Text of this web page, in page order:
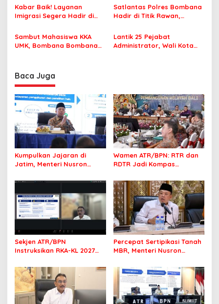
s
Jamaah Tetap Sehat dan
Nyaman Beribadah
Korupsi Jembatan Cirauci II
Kabar Baik! Layanan
Imigrasi Segera Hadir di
Perlu Lagi ke Kendari
Satlantas Polres Bombana
Hadir di Titik Rawan,
Sekolah dengan Aman
Sambut Mahasiswa KKA
UMK, Bombana Bombana
Lantik 25 Pejabat
Administrator, Wali Kota
Baca Juga
Kumpulkan Jajaran di
Jatim, Menteri Nusron
Jadi Prioritas
Wamen ATR/BPN: RTR dan
RDTR Jadi Kompas
Sekjen ATR/BPN
Instruksikan RKA-KL 2027
Transformasi Layanan
Pertanahan
Percepat Sertipikasi Tanah
MBR, Menteri Nusron
Pemerintah Dirasakan Utuh